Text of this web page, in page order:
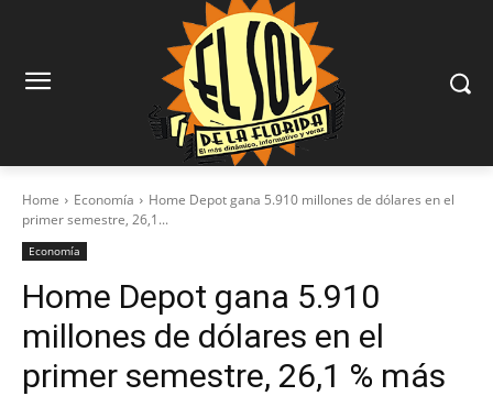
Home Economía
Home Depot gana 5.910 millones de dólares en el
primer semestre, 26,1...
Economía
Home Depot gana 5.910
millones de dólares en el
primer semestre, 26,1 % más